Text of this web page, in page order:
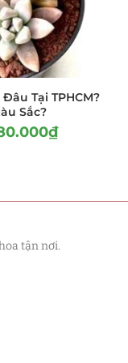
Tại TPHCM?
Sắc?
₫
tận nơi.